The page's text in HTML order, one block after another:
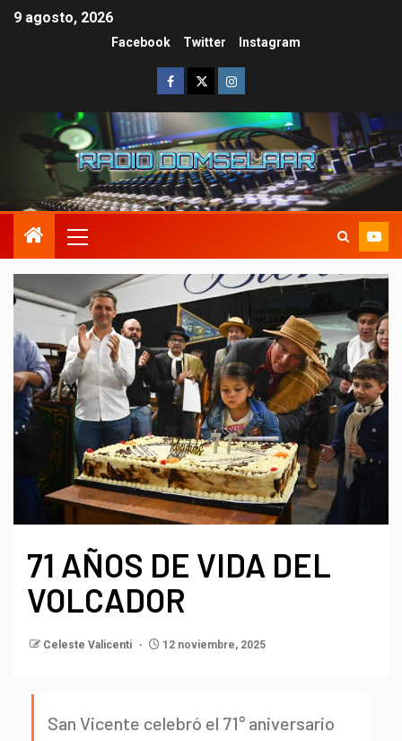
9 agosto, 2026
Facebook Twitter Instagram
71 AÑOS DE VIDA DEL
VOLCADOR
Celeste Valicenti 12 noviembre, 2025
San Vicente celebró el 71° aniversario